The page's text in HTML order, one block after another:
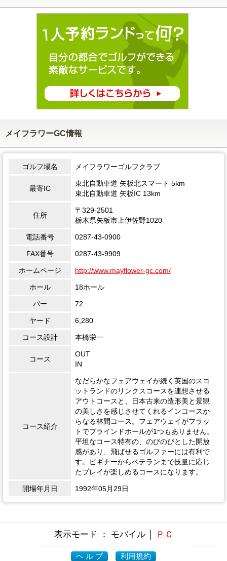
メイフラワーGC情報
ゴルフ場名 メイフラワーゴルフクラブ
最寄IC
東北自動車道 矢板北スマート 5km
東北自動車道 矢板IC 13km
住所
〒329-2501
栃木県矢板市上伊佐野1020
電話番号 0287-43-0900
FAX番号 0287-43-9909
ホームページ http://www.mayflower-gc.com/
ホール 18ホール
パー 72
ヤード 6,280
コース設計 本橋栄一
コース
OUT
IN
コース紹介
なだらかなフェアウェイが続く英国のスコ
ットランドのリンクスコースを連想させる
アウトコースと、日本古来の造形美と景観
の美しさを感じさせてくれるインコースか
らなる林間コース。フェアウェイがフラッ
トでブラインドホールが1つもありません。
平坦なコース特有の、のびのびとした開放
感があり、飛ばせるゴルファーには有利で
す。ビギナーからベテランまで技量に応じ
たプレイが楽しめるコースになります。
開場年月日 1992年05月29日
表示モード ： モバイル │ ＰＣ
ヘ ル プ 利用規約